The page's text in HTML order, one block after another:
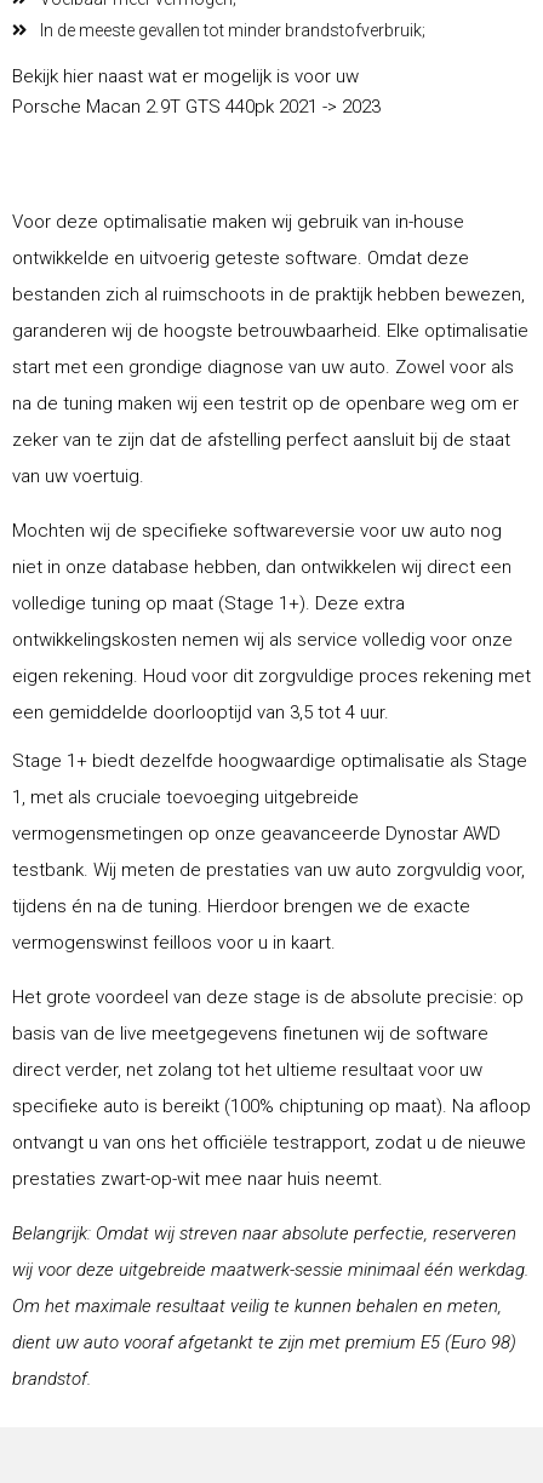
In de meeste gevallen tot minder brandstofverbruik;
Bekijk hier naast wat er mogelijk is voor uw
Porsche Macan 2.9T GTS 440pk 2021 -> 2023
Voor deze optimalisatie maken wij gebruik van in-house
ontwikkelde en uitvoerig geteste software. Omdat deze
bestanden zich al ruimschoots in de praktijk hebben bewezen,
garanderen wij de hoogste betrouwbaarheid. Elke optimalisatie
start met een grondige diagnose van uw auto. Zowel voor als
na de tuning maken wij een testrit op de openbare weg om er
zeker van te zijn dat de afstelling perfect aansluit bij de staat
van uw voertuig.
Mochten wij de specifieke softwareversie voor uw auto nog
niet in onze database hebben, dan ontwikkelen wij direct een
volledige tuning op maat (Stage 1+). Deze extra
ontwikkelingskosten nemen wij als service volledig voor onze
eigen rekening. Houd voor dit zorgvuldige proces rekening met
een gemiddelde doorlooptijd van 3,5 tot 4 uur.
Stage 1+ biedt dezelfde hoogwaardige optimalisatie als Stage
1, met als cruciale toevoeging uitgebreide
vermogensmetingen op onze geavanceerde Dynostar AWD
testbank. Wij meten de prestaties van uw auto zorgvuldig voor,
tijdens én na de tuning. Hierdoor brengen we de exacte
vermogenswinst feilloos voor u in kaart.
Het grote voordeel van deze stage is de absolute precisie: op
basis van de live meetgegevens finetunen wij de software
direct verder, net zolang tot het ultieme resultaat voor uw
specifieke auto is bereikt (100% chiptuning op maat). Na afloop
ontvangt u van ons het officiële testrapport, zodat u de nieuwe
prestaties zwart-op-wit mee naar huis neemt.
Belangrijk: Omdat wij streven naar absolute perfectie, reserveren
wij voor deze uitgebreide maatwerk-sessie minimaal één werkdag.
Om het maximale resultaat veilig te kunnen behalen en meten,
dient uw auto vooraf afgetankt te zijn met premium E5 (Euro 98)
brandstof.